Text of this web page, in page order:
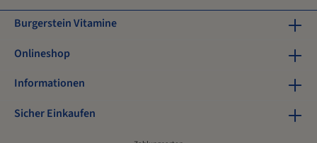
Burgerstein Vitamine
Onlineshop
Informationen
Sicher Einkaufen